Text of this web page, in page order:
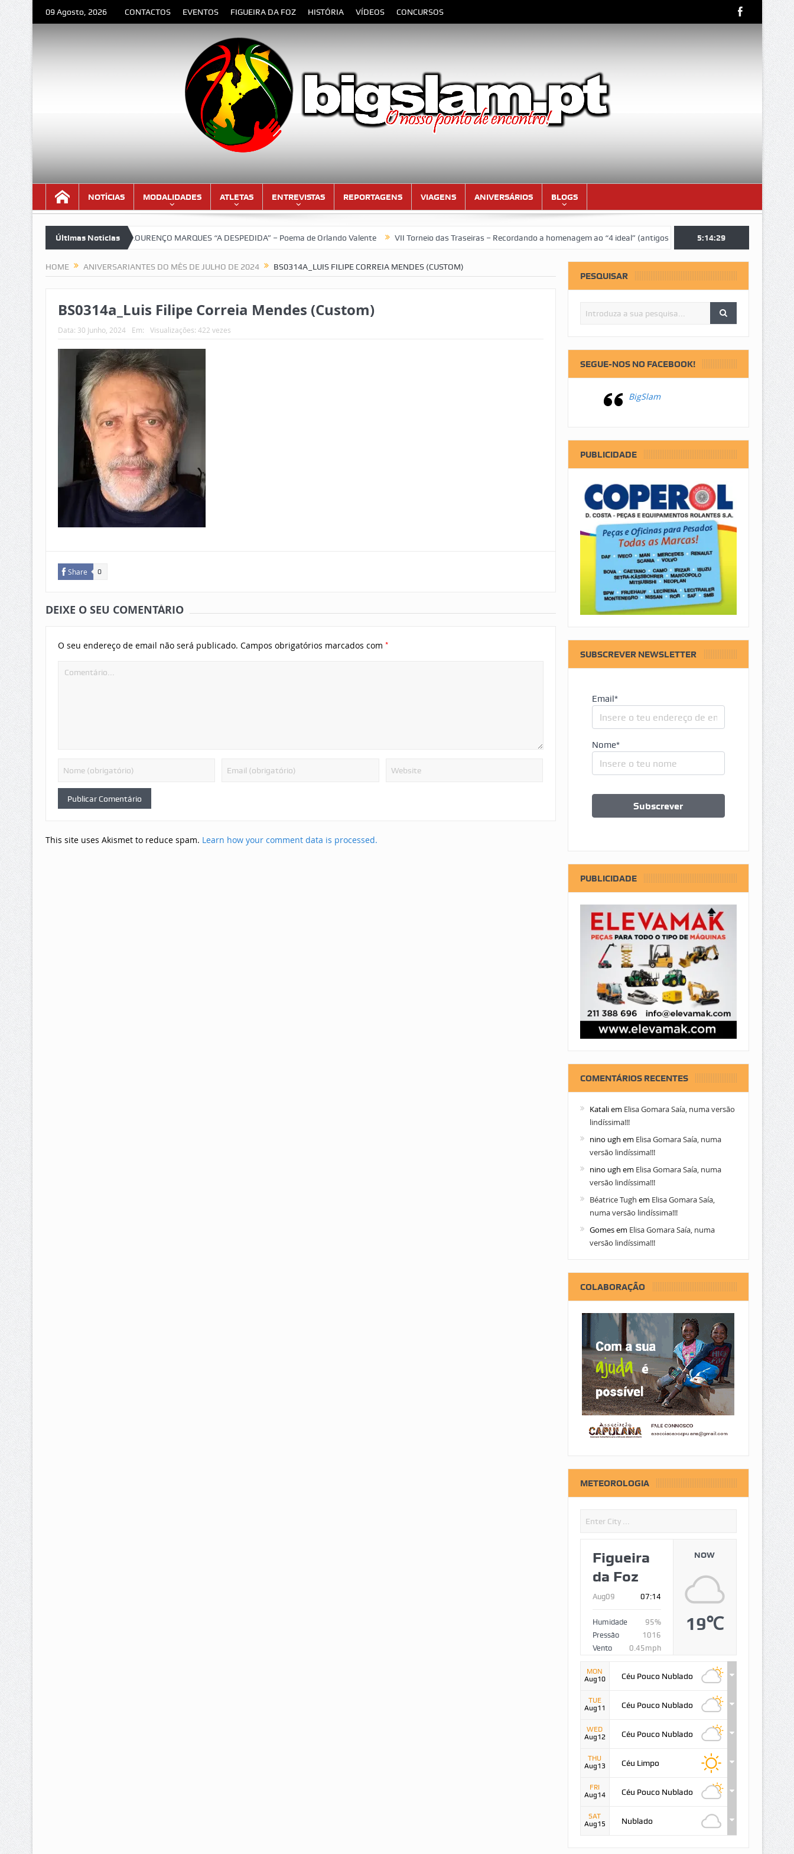
09 Agosto, 2026 CONTACTOS EVENTOS FIGUEIRA DA FOZ HISTÓRIA VÍDEOS CONCURSOS
NOTÍCIAS MODALIDADES ATLETAS ENTREVISTAS REPORTAGENS VIAGENS ANIVERSÁRIOS BLOGS
Últimas Notícias
versão lindíssima!!! LOURENÇO MARQUES “A DESPEDIDA” – Poema de Orlando Valente VII Torneio das Traseiras – Recordando a homenagem ao “4 ideal” (antigos atletas “moçambicanos” do GCF da
5:14:30
HOME ANIVERSARIANTES DO MÊS DE JULHO DE 2024 BS0314A_LUIS FILIPE CORREIA MENDES (CUSTOM)
BS0314a_Luis Filipe Correia Mendes (Custom)
Data: 30 Junho, 2024 Em: Visualizações: 422 vezes
Share 0
DEIXE O SEU COMENTÁRIO
O seu endereço de email não será publicado. Campos obrigatórios marcados com *
This site uses Akismet to reduce spam. Learn how your comment data is processed.
PESQUISAR
SEGUE-NOS NO FACEBOOK!
BigSlam
PUBLICIDADE
SUBSCREVER NEWSLETTER
Email*
Nome*
PUBLICIDADE
COMENTÁRIOS RECENTES
Kataliem Elisa Gomara Saía, numa versão
lindíssima!!!
nino ugh em Elisa Gomara Saía, numa
versão lindíssima!!!
nino ugh em Elisa Gomara Saía, numa
versão lindíssima!!!
Béatrice Tugh em Elisa Gomara Saía,
numa versão lindíssima!!!
Gomesem Elisa Gomara Saía, numa
versão lindíssima!!!
COLABORAÇÃO
METEOROLOGIA
Figueira
da Foz
Aug09 07:14
Humidade
95%
Pressão
1016
Vento
0.45mph
NOW
19℃
MON
Aug10
Céu Pouco Nublado
TUE
Aug11
Céu Pouco Nublado
WED
Aug12
Céu Pouco Nublado
THU
Aug13
Céu Limpo
FRI
Aug14
Céu Pouco Nublado
SAT
Aug15
Nublado